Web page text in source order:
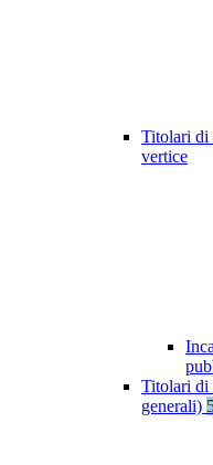
Titolari di
vertice
Titolari di
generali)